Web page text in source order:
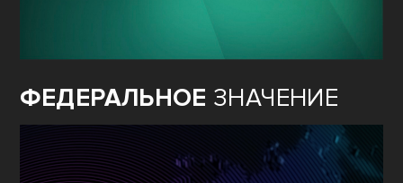
ФЕДЕРАЛЬНОЕ ЗНАЧЕНИЕ